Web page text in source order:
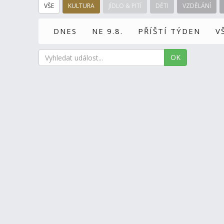
VŠE KULTURA JÍDLO & PITÍ DĚTI VZDĚLÁNÍ
DNES NE 9.8. PŘÍŠTÍ TÝDEN
OK